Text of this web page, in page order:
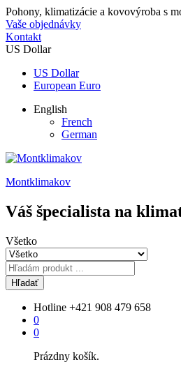
Pohony, klimatizácie a kovovýroba s
Vaše objednávky
Kontakt
US Dollar
US Dollar
European Euro
English
French
German
Montklimakov
Váš špecialista na
Všetko
Hľadať
Hotline +421 908 479 658
0
0
Prázdny košík.